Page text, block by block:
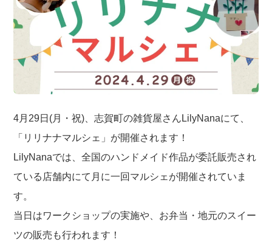
4月29日(月・祝)、志賀町の雑貨屋さんLilyNanaにて、
「リリナナマルシェ」が開催されます！
LilyNanaでは、全国のハンドメイド作品が委託販売され
ている店舗内にて月に一回マルシェが開催されていま
す。
当日はワークショップの実施や、お弁当・地元のスイー
ツの販売も行われます！